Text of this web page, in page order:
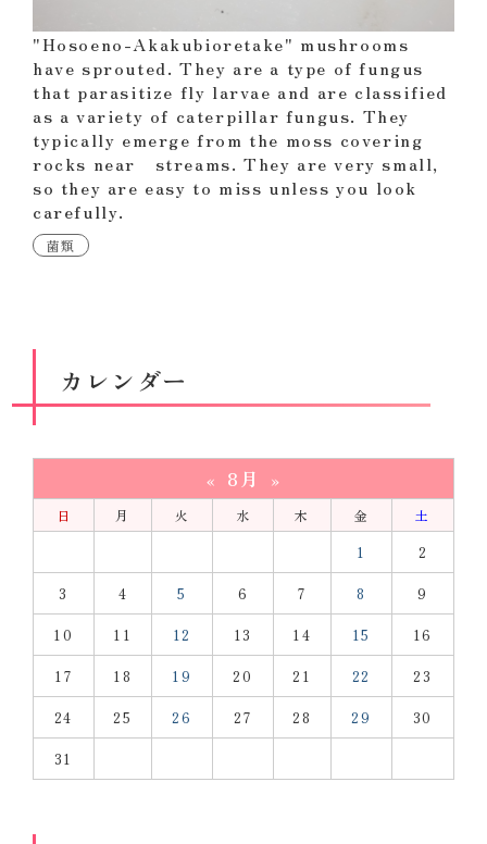
"Hosoeno-Akakubioretake" mushrooms
have sprouted. They are a type of fungus
that parasitize fly larvae and are classified
as a variety of caterpillar fungus. They
typically emerge from the moss covering
rocks near streams. They are very small,
so they are easy to miss unless you look
carefully.
菌類
カレンダー
« 8月 »
日 月 火 水 木 金
土
1
2
3 4 5 6 7 8 9
10 11 12 13 14 15 16
17 18 19 20 21 22 23
24 25 26 27 28 29 30
31